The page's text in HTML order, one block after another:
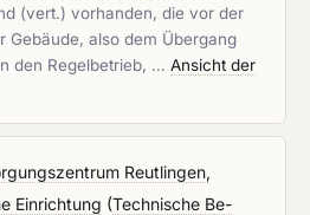
(vert.) vorhanden, die vor der
Gebäude, also dem Übergang
den Regelbetrieb, … Ansicht der
Reutlingen,
Einrichtung (Tech­ni­sche Be­